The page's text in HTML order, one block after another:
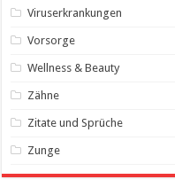
Viruserkrankungen
Vorsorge
Wellness & Beauty
Zähne
Zitate und Sprüche
Zunge